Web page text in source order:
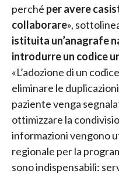
perché per avere
collaborare»,
istituita un’anagrafe
introdurre un codice
«L’adozione di un
eliminare le
paziente venga
ottimizzare la
informazioni vengono
regionale per la
sono indispensabili: